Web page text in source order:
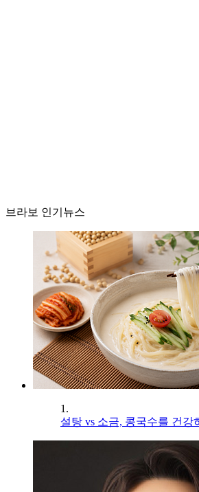
브라보 인기뉴스
1.
설탕 vs 소금, 콩국수를 건강